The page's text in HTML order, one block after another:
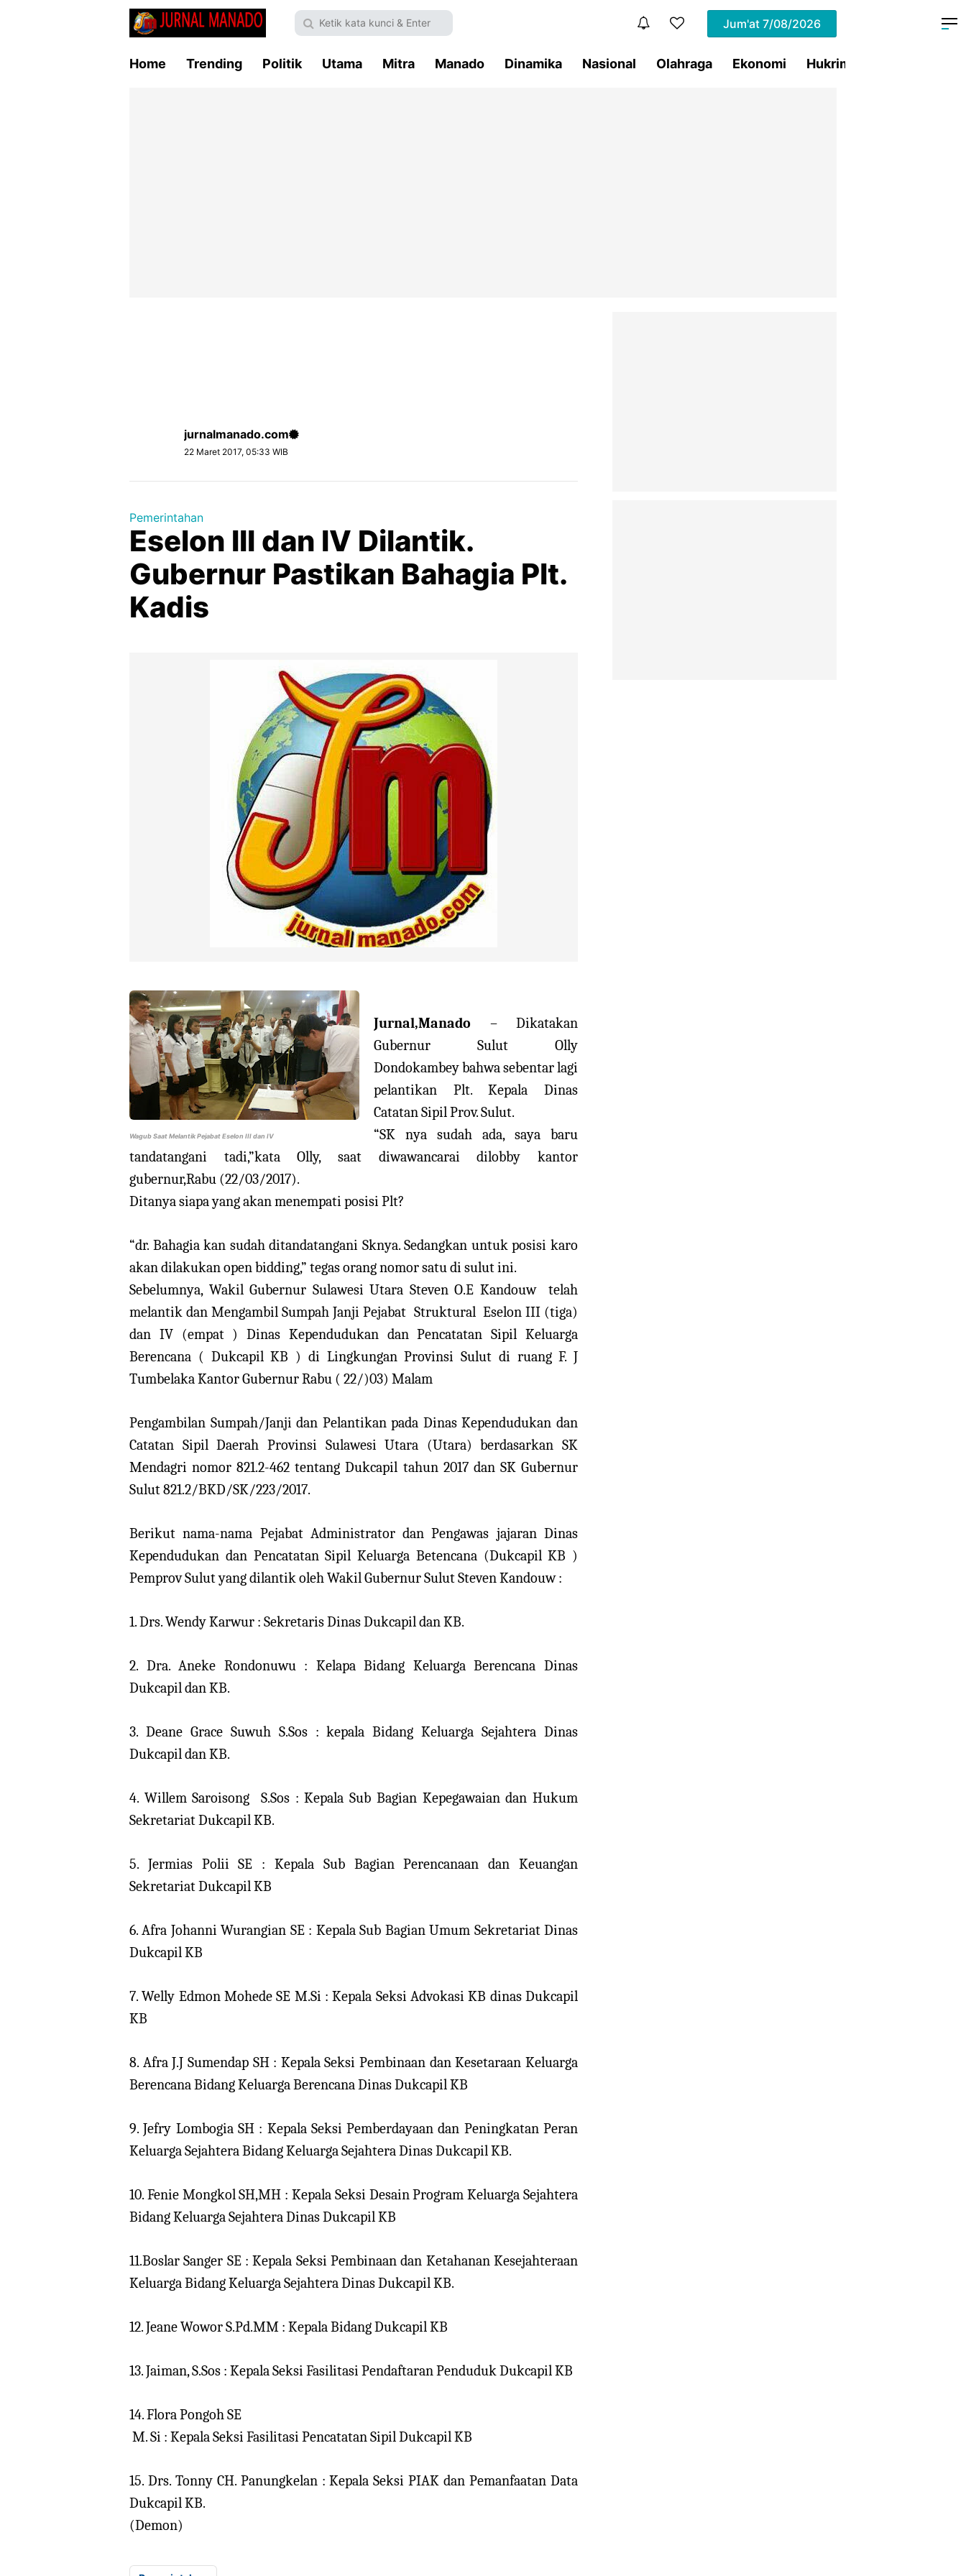
Jum'at 7/08/2026
Home Trending Politik Utama Mitra Manado Dinamika Nasional Olahraga Ekonomi Hukrim
jurnalmanado.com
22 Maret 2017, 05:33 WIB
Pemerintahan
Eselon III dan IV Dilantik.
Gubernur Pastikan Bahagia Plt.
Kadis
Wagub Saat Melantik Pejabat Eselon III dan IV
Jurnal,Manado – Dikatakan
Gubernur Sulut Olly
Dondokambey bahwa sebentar lagi
pelantikan Plt. Kepala Dinas
Catatan Sipil Prov. Sulut.
“SK nya sudah ada, saya baru
tandatangani tadi,”kata Olly, saat diwawancarai dilobby kantor
gubernur,Rabu (22/03/2017).
Ditanya siapa yang akan menempati posisi Plt?
“dr. Bahagia kan sudah ditandatangani Sknya. Sedangkan untuk posisi karo
akan dilakukan open bidding,” tegas orang nomor satu di sulut ini.
Sebelumnya, Wakil Gubernur Sulawesi Utara Steven O.E Kandouw
telah
melantik dan Mengambil Sumpah Janji Pejabat Struktural Eselon III (tiga)
dan IV (empat ) Dinas Kependudukan dan Pencatatan Sipil Keluarga
Berencana ( Dukcapil KB ) di Lingkungan Provinsi Sulut di ruang F. J
Tumbelaka Kantor Gubernur Rabu ( 22/)03) Malam
Pengambilan Sumpah/Janji dan Pelantikan pada Dinas Kependudukan dan
Catatan Sipil Daerah Provinsi Sulawesi Utara (Utara) berdasarkan SK
Mendagri nomor 821.2-462 tentang Dukcapil tahun 2017 dan SK Gubernur
Sulut 821.2/BKD/SK/223/2017.
Berikut nama-nama Pejabat Administrator dan Pengawas jajaran Dinas
Kependudukan dan Pencatatan Sipil Keluarga Betencana (Dukcapil KB )
Pemprov Sulut yang dilantik oleh Wakil Gubernur Sulut Steven Kandouw :
1. Drs. Wendy Karwur : Sekretaris Dinas Dukcapil dan KB.
2. Dra. Aneke Rondonuwu : Kelapa Bidang Keluarga Berencana Dinas
Dukcapil dan KB.
3. Deane Grace Suwuh S.Sos : kepala Bidang Keluarga Sejahtera Dinas
Dukcapil dan KB.
4. Willem Saroisong
S.Sos : Kepala Sub Bagian Kepegawaian dan Hukum
Sekretariat Dukcapil KB.
5. Jermias Polii SE : Kepala Sub Bagian Perencanaan dan Keuangan
Sekretariat Dukcapil KB
6. Afra Johanni Wurangian SE : Kepala Sub Bagian Umum Sekretariat Dinas
Dukcapil KB
7. Welly Edmon Mohede SE M.Si : Kepala Seksi Advokasi KB dinas Dukcapil
KB
8. Afra J.J Sumendap SH : Kepala Seksi Pembinaan dan Kesetaraan Keluarga
Berencana Bidang Keluarga Berencana Dinas Dukcapil KB
9. Jefry Lombogia SH : Kepala Seksi Pemberdayaan dan Peningkatan Peran
Keluarga Sejahtera Bidang Keluarga Sejahtera Dinas Dukcapil KB.
10. Fenie Mongkol SH,MH : Kepala Seksi Desain Program Keluarga Sejahtera
Bidang Keluarga Sejahtera Dinas Dukcapil KB
11.Boslar Sanger SE : Kepala Seksi Pembinaan dan Ketahanan Kesejahteraan
Keluarga Bidang Keluarga Sejahtera Dinas Dukcapil KB.
12. Jeane Wowor S.Pd.MM : Kepala Bidang Dukcapil KB
13. Jaiman, S.Sos : Kepala Seksi Fasilitasi Pendaftaran Penduduk Dukcapil KB
14. Flora Pongoh SE
M. Si : Kepala Seksi Fasilitasi Pencatatan Sipil Dukcapil KB
15. Drs. Tonny CH. Panungkelan : Kepala Seksi PIAK dan Pemanfaatan Data
Dukcapil KB.
(Demon)